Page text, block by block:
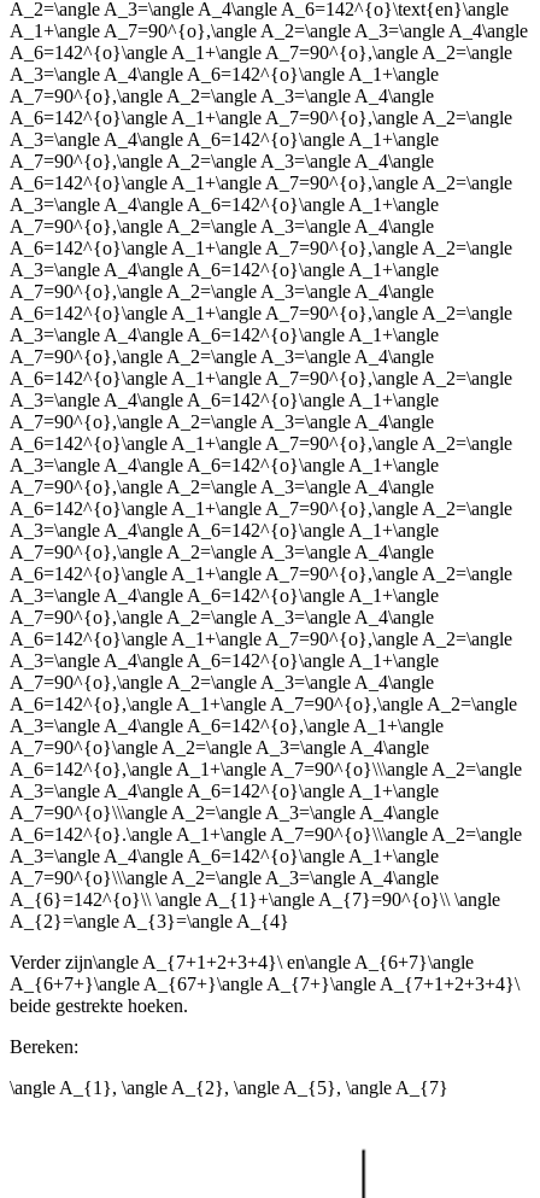
A_2=\angle A_3=\angle A_4\angle A_6=142^{o}\text{en}\angle
A_1+\angle A_7=90^{o},\angle A_2=\angle A_3=\angle A_4\angle
A_6=142^{o}\angle A_1+\angle A_7=90^{o},\angle A_2=\angle
A_3=\angle A_4\angle A_6=142^{o}\angle A_1+\angle
A_7=90^{o},\angle A_2=\angle A_3=\angle A_4\angle
A_6=142^{o}\angle A_1+\angle A_7=90^{o},\angle A_2=\angle
A_3=\angle A_4\angle A_6=142^{o}\angle A_1+\angle
A_7=90^{o},\angle A_2=\angle A_3=\angle A_4\angle
A_6=142^{o}\angle A_1+\angle A_7=90^{o},\angle A_2=\angle
A_3=\angle A_4\angle A_6=142^{o}\angle A_1+\angle
A_7=90^{o},\angle A_2=\angle A_3=\angle A_4\angle
A_6=142^{o}\angle A_1+\angle A_7=90^{o},\angle A_2=\angle
A_3=\angle A_4\angle A_6=142^{o}\angle A_1+\angle
A_7=90^{o},\angle A_2=\angle A_3=\angle A_4\angle
A_6=142^{o}\angle A_1+\angle A_7=90^{o},\angle A_2=\angle
A_3=\angle A_4\angle A_6=142^{o}\angle A_1+\angle
A_7=90^{o},\angle A_2=\angle A_3=\angle A_4\angle
A_6=142^{o}\angle A_1+\angle A_7=90^{o},\angle A_2=\angle
A_3=\angle A_4\angle A_6=142^{o}\angle A_1+\angle
A_7=90^{o},\angle A_2=\angle A_3=\angle A_4\angle
A_6=142^{o}\angle A_1+\angle A_7=90^{o},\angle A_2=\angle
A_3=\angle A_4\angle A_6=142^{o}\angle A_1+\angle
A_7=90^{o},\angle A_2=\angle A_3=\angle A_4\angle
A_6=142^{o}\angle A_1+\angle A_7=90^{o},\angle A_2=\angle
A_3=\angle A_4\angle A_6=142^{o}\angle A_1+\angle
A_7=90^{o},\angle A_2=\angle A_3=\angle A_4\angle
A_6=142^{o}\angle A_1+\angle A_7=90^{o},\angle A_2=\angle
A_3=\angle A_4\angle A_6=142^{o}\angle A_1+\angle
A_7=90^{o},\angle A_2=\angle A_3=\angle A_4\angle
A_6=142^{o}\angle A_1+\angle A_7=90^{o},\angle A_2=\angle
A_3=\angle A_4\angle A_6=142^{o}\angle A_1+\angle
A_7=90^{o},\angle A_2=\angle A_3=\angle A_4\angle
A_6=142^{o},\angle A_1+\angle A_7=90^{o},\angle A_2=\angle
A_3=\angle A_4\angle A_6=142^{o},\angle A_1+\angle
A_7=90^{o}\angle A_2=\angle A_3=\angle A_4\angle
A_6=142^{o},\angle A_1+\angle A_7=90^{o}\\\angle A_2=\angle
A_3=\angle A_4\angle A_6=142^{o}\angle A_1+\angle
A_7=90^{o}\\\angle A_2=\angle A_3=\angle A_4\angle
A_6=142^{o}.\angle A_1+\angle A_7=90^{o}\\\angle A_2=\angle
A_3=\angle A_4\angle A_6=142^{o}\angle A_1+\angle
A_7=90^{o}\\\angle A_2=\angle A_3=\angle A_4\angle
A_{6}=142^{o}\\ \angle A_{1}+\angle A_{7}=90^{o}\\ \angle
A_{2}=\angle A_{3}=\angle A_{4}
Verder zijn\angle A_{7+1+2+3+4}\ en\angle A_{6+7}\angle
A_{6+7+}\angle A_{67+}\angle A_{7+}\angle A_{7+1+2+3+4}\
beide gestrekte hoeken.
Bereken:
\angle A_{1}, \angle A_{2}, \angle A_{5}, \angle A_{7}